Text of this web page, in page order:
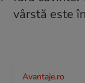
Avantaje.ro